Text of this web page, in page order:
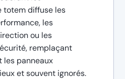
totem diffuse les
les
ou les
remplaçant
les panneaux
et souvent ignorés.